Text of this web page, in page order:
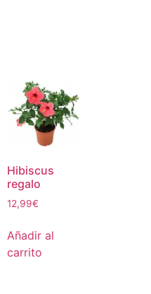
Hibiscus
regalo
12,99€
Añadir al
carrito